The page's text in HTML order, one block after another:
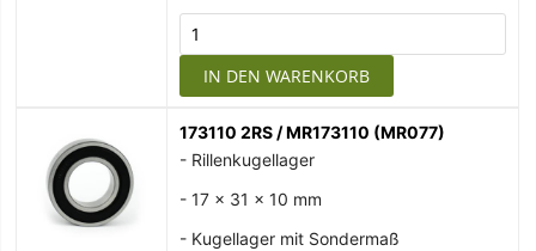
IN DEN WARENKORB
173110 2RS / MR173110 (MR077)
- Rillenkugellager
- 17 x 31 x 10 mm
- Kugellager mit Sondermaß